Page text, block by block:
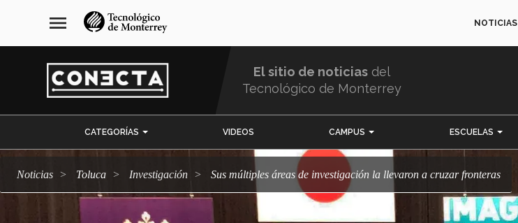
navegación
principal
menu NOTICIAS
El sitio de noticias del
Tecnológico de Monterrey
CATEGORÍAS VIDEOS CAMPUS ESCUELAS
Noticias Toluca Investigación Sus múltiples áreas de investigación la llevaron a cruzar fronteras